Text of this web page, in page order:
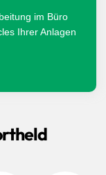
im Büro
Ihrer Anlagen